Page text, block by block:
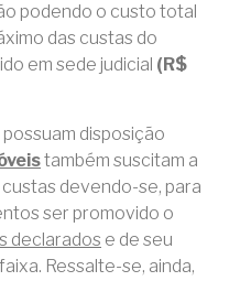
podendo o custo total
das custas do
em sede judicial (R$
disposição
também suscitam a
devendo-se, para
ser promovido o
declarados e de seu
Ressalte-se, ainda,